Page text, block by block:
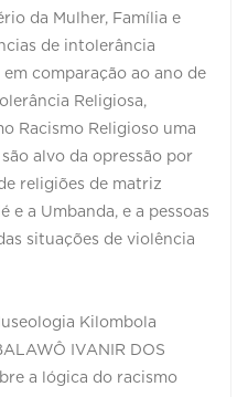
da Mulher, Família e
de intolerância
comparação ao ano de
Religiosa,
Racismo Religioso uma
alvo da opressão por
religiões de matriz
e a Umbanda, e a pessoas
situações de violência
Kilombola
IVANIR DOS
a lógica do racismo